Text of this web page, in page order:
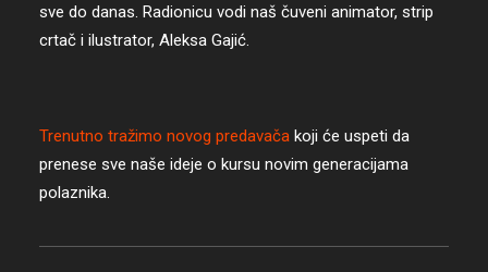
sve do danas. Radionicu vodi naš čuveni animator, strip
crtač i ilustrator, Aleksa Gajić.
Trenutno tražimo novog predavača koji će uspeti da
prenese sve naše ideje o kursu novim generacijama
polaznika.